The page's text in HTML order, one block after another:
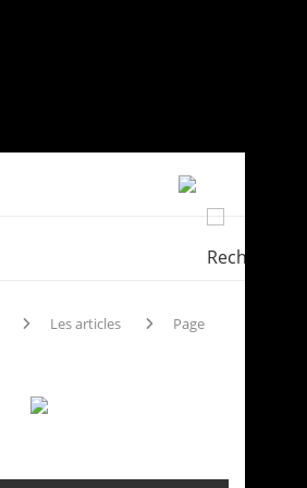
Les articles
Page